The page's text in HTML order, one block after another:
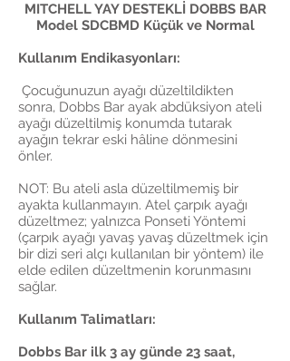
MITCHELL YAY DESTEKLİ DOBBS BAR
Model SDCBMD Küçük ve Normal
Kullanım Endikasyonları:
Çocuğunuzun ayağı düzeltildikten
sonra, Dobbs Bar ayak abdüksiyon ateli
ayağı düzeltilmiş konumda tutarak
ayağın tekrar eski hâline dönmesini
önler.
NOT: Bu ateli asla düzeltilmemiş bir
ayakta kullanmayın. Atel çarpık ayağı
düzeltmez; yalnızca Ponseti Yöntemi
(çarpık ayağı yavaş yavaş düzeltmek için
bir dizi seri alçı kullanılan bir yöntem) ile
elde edilen düzeltmenin korunmasını
sağlar.
Kullanım Talimatları:
Dobbs Bar ilk 3 ay günde 23 saat,